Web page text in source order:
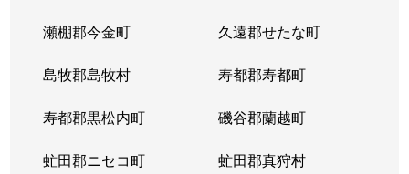
瀬棚郡今金町 久遠郡せたな町
島牧郡島牧村 寿都郡寿都町
寿都郡黒松内町 磯谷郡蘭越町
虻田郡ニセコ町 虻田郡真狩村